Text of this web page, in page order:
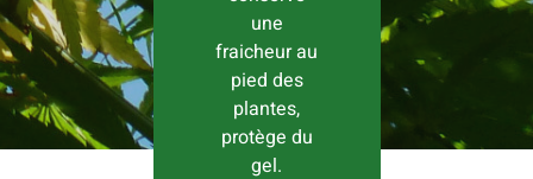
une
fraicheur au
pied des
plantes,
protège du
gel.